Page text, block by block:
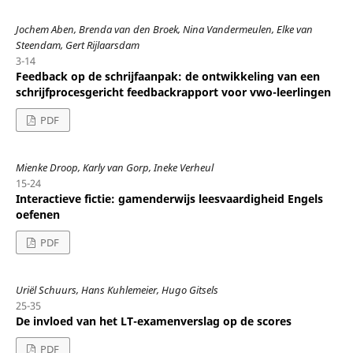
Jochem Aben, Brenda van den Broek, Nina Vandermeulen, Elke van
Steendam, Gert Rijlaarsdam
3-14
Feedback op de schrijfaanpak: de ontwikkeling van een
schrijfprocesgericht feedbackrapport voor vwo-leerlingen
PDF
Mienke Droop, Karly van Gorp, Ineke Verheul
15-24
Interactieve fictie: gamenderwijs leesvaardigheid Engels
oefenen
PDF
Uriël Schuurs, Hans Kuhlemeier, Hugo Gitsels
25-35
De invloed van het LT-examenverslag op de scores
PDF